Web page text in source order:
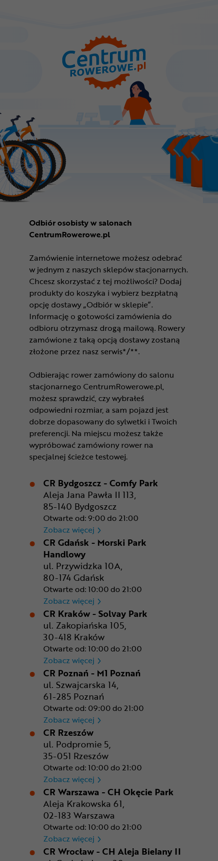
Odbiór osobisty w salonach
CentrumRowerowe.pl
Zamówienie internetowe możesz odebrać
w jednym z naszych sklepów stacjonarnych.
Chcesz skorzystać z tej możliwości? Dodaj
produkty do koszyka i wybierz bezpłatną
opcję dostawy „Odbiór w sklepie”.
Informację o gotowości zamówienia do
odbioru otrzymasz drogą mailową. Rowery
zamówione z taką opcją dostawy zostaną
złożone przez nasz serwis*/**.
Odbierając rower zamówiony do salonu
stacjonarnego CentrumRowerowe.pl,
możesz sprawdzić, czy wybrałeś
odpowiedni rozmiar, a sam pojazd jest
dobrze dopasowany do sylwetki i Twoich
preferencji. Na miejscu możesz także
wypróbować zamówiony rower na
specjalnej ścieżce testowej.
CR Bydgoszcz - Comfy Park
Aleja Jana Pawła II 113,
85-140 Bydgoszcz
Otwarte od: 9:00 do 21:00
Zobacz więcej CR Bydgoszcz - Comfy Park
CR Gdańsk - Morski Park
Handlowy
ul. Przywidzka 10A,
80-174 Gdańsk
Otwarte od: 10:00 do 21:00
Zobacz więcej CR Gdańsk - Morski Park
CR Kraków - Solvay Park
ul. Zakopiańska 105,
30-418 Kraków
Otwarte od: 10:00 do 21:00
Zobacz więcej CR Kraków - Solvay Park
CR Poznań - M1 Poznań
ul. Szwajcarska 14,
61-285 Poznań
Otwarte od: 09:00 do 21:00
Zobacz więcej CR Poznań - M1 Poznań
CR Rzeszów
ul. Podpromie 5,
35-051 Rzeszów
Otwarte od: 10:00 do 21:00
Zobacz więcej CR Rzeszów
CR Warszawa - CH Okęcie Park
Aleja Krakowska 61,
02-183 Warszawa
Otwarte od: 10:00 do 21:00
Zobacz więcej CR Warszawa - CH Okęcie
CR Wrocław - CH Aleja Bielany II